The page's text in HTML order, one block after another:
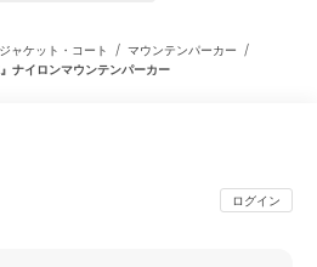
ャケット・コート / マウンテンパーカー /
ナイロンマウンテンパーカー
ログイン